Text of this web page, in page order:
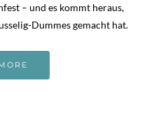
– und es kommt heraus,
Dummes gemacht hat.